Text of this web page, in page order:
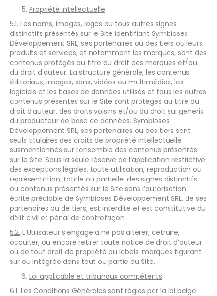
Propriété intellectuelle
5.1. Les noms, images, logos ou tous autres signes
distinctifs présentés sur le Site identifiant Symbioses
Développement SRL, ses partenaires ou des tiers ou leurs
produits et services, et notamment les marques, sont des
contenus protégés au titre du droit des marques et/ou
du droit d’auteur. La structure générale, les contenus
éditoriaux, images, sons, vidéos ou multimédias, les
logiciels et les bases de données utilisés et tous les autres
contenus présentés sur le Site sont protégés au titre du
droit d’auteur, des droits voisins et/ou du droit sui generis
du producteur de base de données. Symbioses
Développement SRL, ses partenaires ou des tiers sont
seuls titulaires des droits de propriété intellectuelle
susmentionnés sur l’ensemble des contenus présentés
sur le Site. Sous la seule réserve de l’application restrictive
des exceptions légales, toute utilisation, reproduction ou
représentation, totale ou partielle, des signes distinctifs
ou contenus présentés sur le Site sans l’autorisation
écrite préalable de Symbioses Développement SRL, de ses
partenaires ou de tiers, est interdite et est constitutive du
délit civil et pénal de contrefaçon.
5.2. L’Utilisateur s’engage à ne pas altérer, détruire,
occulter, ou encore retirer toute notice de droit d’auteur
ou de tout droit de propriété ou labels, marques figurant
sur ou intégrée dans tout ou partie du Site.
Loi applicable et tribunaux compétents
6.1. Les Conditions Générales sont régies par la loi belge.